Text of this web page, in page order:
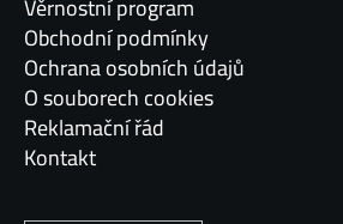
Obchodní podmínky
Ochrana osobních údajů
O souborech cookies
Reklamační řád
Kontakt